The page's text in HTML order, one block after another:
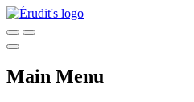
Main Menu